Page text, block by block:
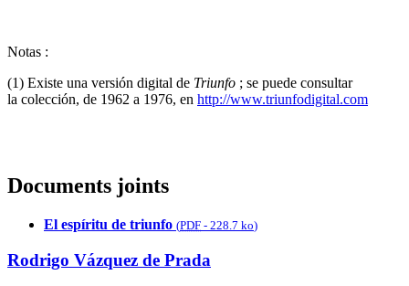
Notas :
(1) Existe una versión digital de Triunfo ; se puede consultar
la colección, de 1962 a 1976, en http://www.triunfodigital.com
Documents joints
El espíritu de triunfo (PDF - 228.7 ko)
Rodrigo Vázquez de Prada